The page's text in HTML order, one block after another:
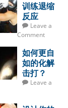
训练退缩
反应
Leave a
Comment
如何更自
如的化解
击打？
Leave a